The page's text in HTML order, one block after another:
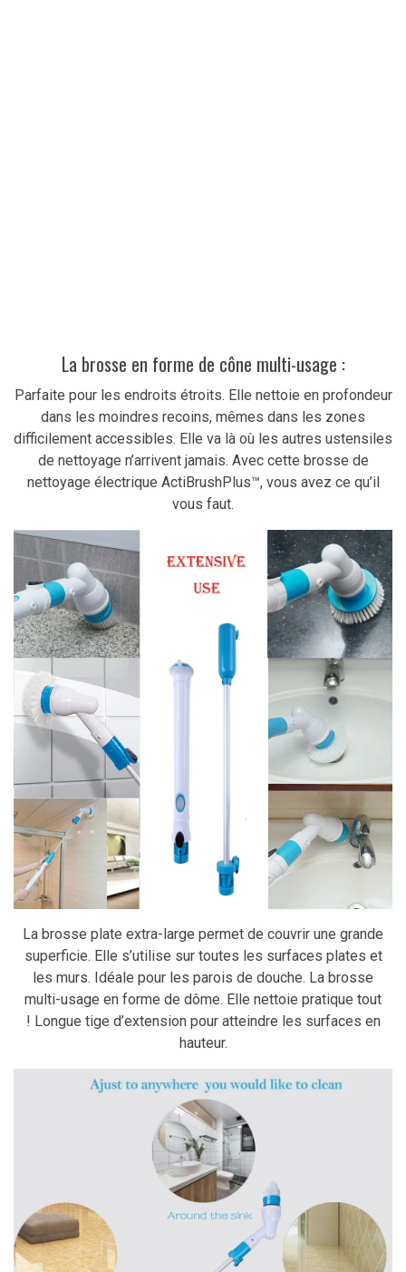
La brosse en forme de cône multi-usage :
Parfaite pour les endroits étroits. Elle nettoie en profondeur
dans les moindres recoins, mêmes dans les zones
difficilement accessibles. Elle va là où les autres ustensiles
de nettoyage n’arrivent jamais. Avec cette brosse de
nettoyage électrique ActiBrushPlus™, vous avez ce qu’il
vous faut.
La brosse plate extra-large permet de couvrir une grande
superficie. Elle s’utilise sur toutes les surfaces plates et
les murs. Idéale pour les parois de douche. La brosse
multi-usage en forme de dôme. Elle nettoie pratique tout
! Longue tige d’extension pour atteindre les surfaces en
hauteur.